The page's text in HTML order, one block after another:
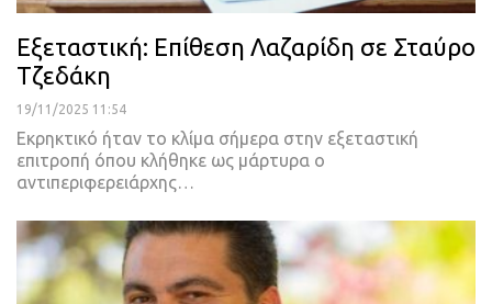
Εξεταστική: Επίθεση Λαζαρίδη σε Σταύρο
Τζεδάκη
19/11/2025 11:54
Εκρηκτικό ήταν το κλίμα σήμερα στην εξεταστική
επιτροπή όπου κλήθηκε ως μάρτυρα ο
αντιπεριφερειάρχης…